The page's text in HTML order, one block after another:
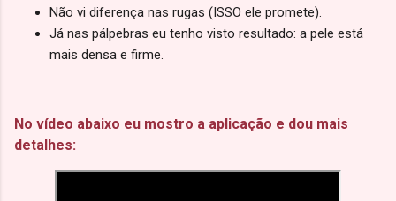
Não vi diferença nas rugas (ISSO ele promete).
Já nas pálpebras eu tenho visto resultado: a pele está
mais densa e firme.
No vídeo abaixo eu mostro a aplicação e dou mais
detalhes: